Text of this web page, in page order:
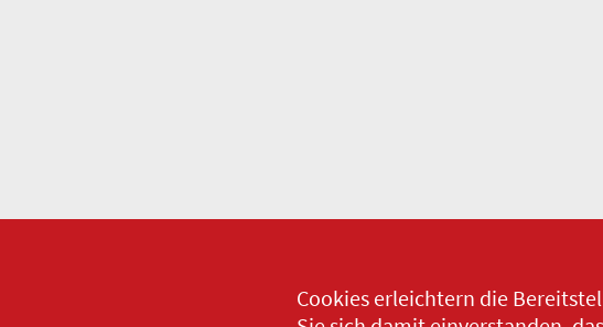
Cookies erleichtern die